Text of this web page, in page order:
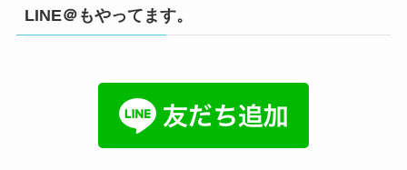
LINE＠もやってます。